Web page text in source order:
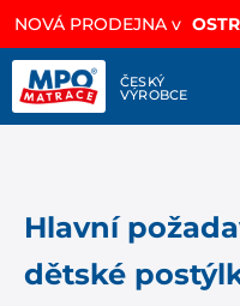
NOVÁ PRODEJNA v
Hlavní
dětské